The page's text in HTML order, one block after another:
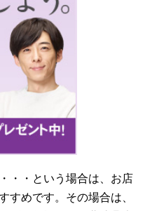
・・という場合は、お店
すめです。その場合は、